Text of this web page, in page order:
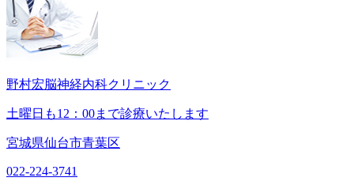
野村宏脳神経内科クリニック
土曜日も12：00まで診療いたします
宮城県仙台市青葉区
022-224-3741